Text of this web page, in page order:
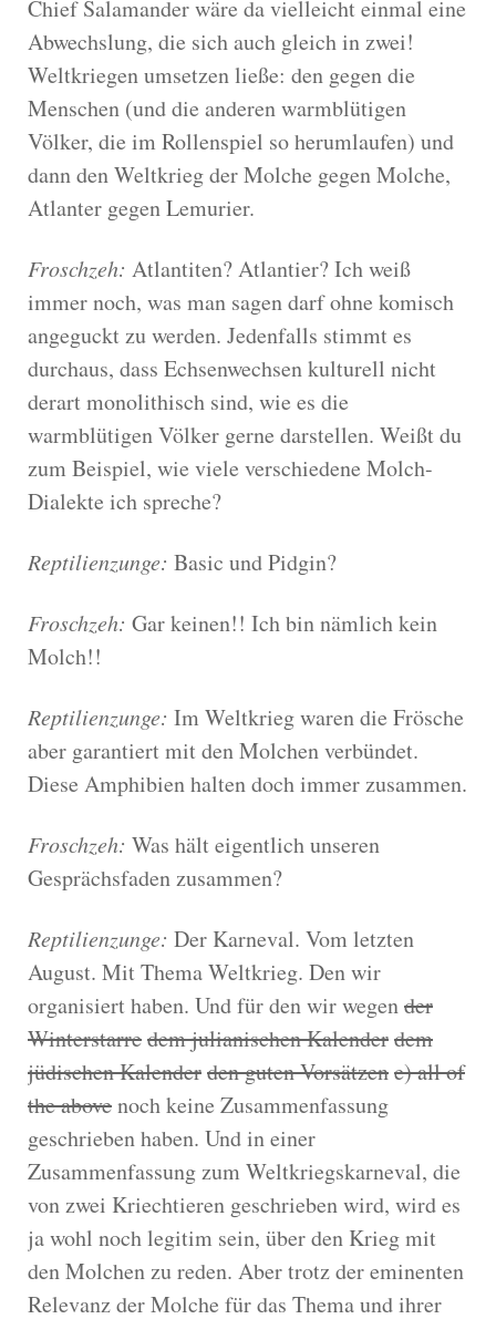
Chief Salamander wäre da vielleicht einmal eine
Abwechslung, die sich auch gleich in zwei!
Weltkriegen umsetzen ließe: den gegen die
Menschen (und die anderen warmblütigen
Völker, die im Rollenspiel so herumlaufen) und
dann den Weltkrieg der Molche gegen Molche,
Atlanter gegen Lemurier.
Froschzeh: Atlantiten? Atlantier? Ich weiß
immer noch, was man sagen darf ohne komisch
angeguckt zu werden. Jedenfalls stimmt es
durchaus, dass Echsenwechsen kulturell nicht
derart monolithisch sind, wie es die
warmblütigen Völker gerne darstellen. Weißt du
zum Beispiel, wie viele verschiedene Molch-
Dialekte ich spreche?
Reptilienzunge: Basic und Pidgin?
Froschzeh: Gar keinen!! Ich bin nämlich kein
Molch!!
Reptilienzunge: Im Weltkrieg waren die Frösche
aber garantiert mit den Molchen verbündet.
Diese Amphibien halten doch immer zusammen.
Froschzeh: Was hält eigentlich unseren
Gesprächsfaden zusammen?
Reptilienzunge: Der Karneval. Vom letzten
August. Mit Thema Weltkrieg. Den wir
organisiert haben. Und für den wir wegender
Winterstarredem julianischen Kalenderdem
jüdischen Kalenderden guten Vorsätzene) all of
the abovenoch keine Zusammenfassung
geschrieben haben. Und in einer
Zusammenfassung zum Weltkriegskarneval, die
von zwei Kriechtieren geschrieben wird, wird es
ja wohl noch legitim sein, über den Krieg mit
den Molchen zu reden. Aber trotz der eminenten
Relevanz der Molche für das Thema und ihrer